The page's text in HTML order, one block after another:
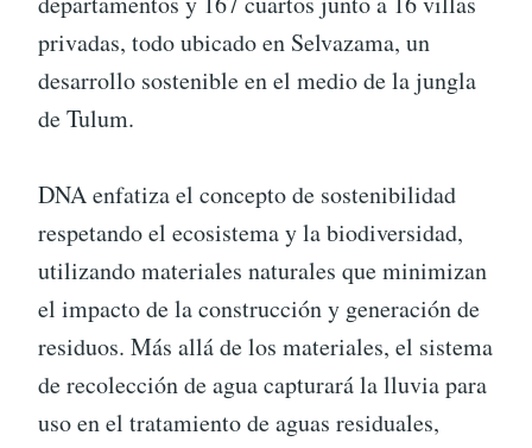
privadas, todo ubicado en Selvazama, un
desarrollo sostenible en el medio de la jungla
de Tulum.
DNA enfatiza el concepto de sostenibilidad
respetando el ecosistema y la biodiversidad,
utilizando materiales naturales que minimizan
el impacto de la construcción y generación de
residuos. Más allá de los materiales, el sistema
de recolección de agua capturará la lluvia para
uso en el tratamiento de aguas residuales,